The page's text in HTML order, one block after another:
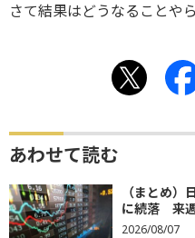
さて結果はどうなることや
あわせて読む
（まとめ
に続落 来
2026/08/07